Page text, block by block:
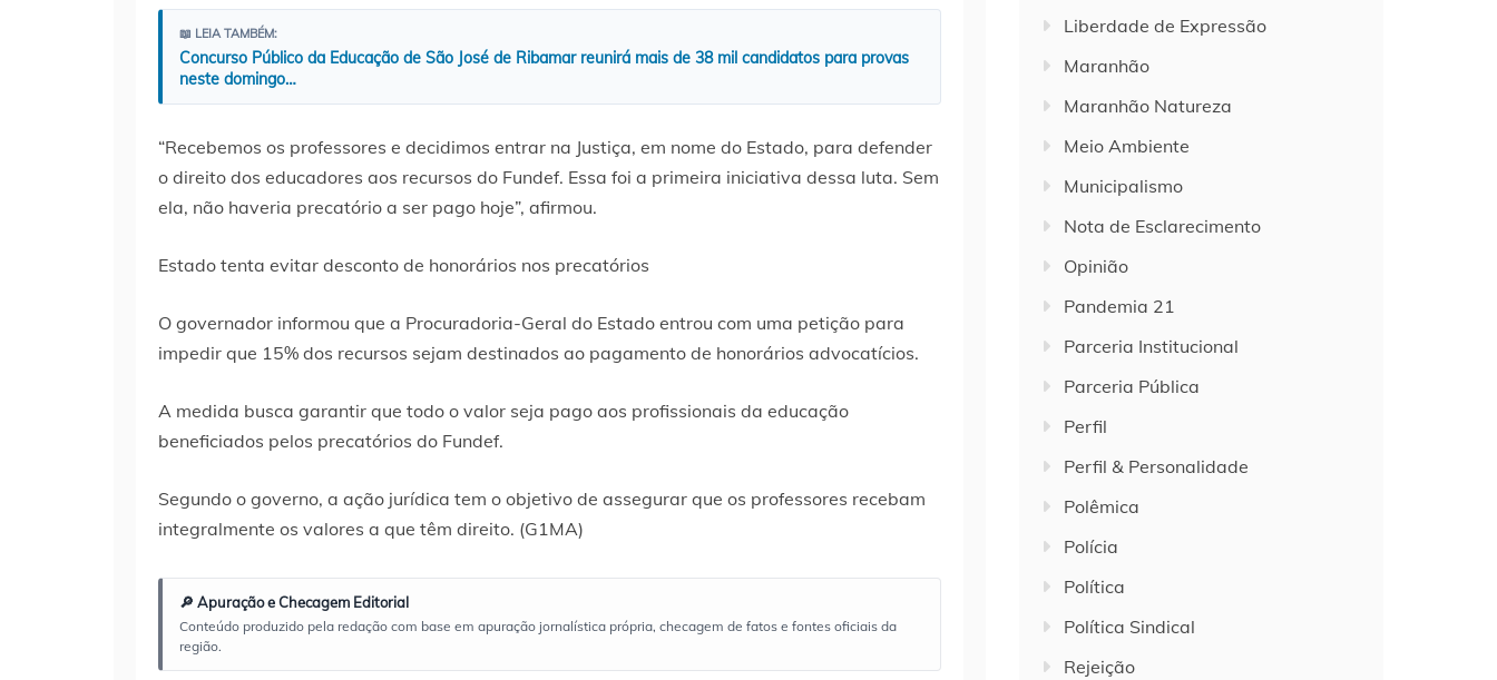
📖 LEIA TAMBÉM:
Concurso Público da Educação de São José de Ribamar reunirá mais de 38 mil candidatos para provas
neste domingo…
“Recebemos os professores e decidimos entrar na Justiça, em nome do Estado, para defender
o direito dos educadores aos recursos do Fundef. Essa foi a primeira iniciativa dessa luta. Sem
ela, não haveria precatório a ser pago hoje”, afirmou.
Estado tenta evitar desconto de honorários nos precatórios
O governador informou que a Procuradoria-Geral do Estado entrou com uma petição para
impedir que 15% dos recursos sejam destinados ao pagamento de honorários advocatícios.
A medida busca garantir que todo o valor seja pago aos profissionais da educação
beneficiados pelos precatórios do Fundef.
Segundo o governo, a ação jurídica tem o objetivo de assegurar que os professores recebam
integralmente os valores a que têm direito. (G1MA)
🔎 Apuração e Checagem Editorial
Conteúdo produzido pela redação com base em apuração jornalística própria, checagem de fatos e fontes oficiais da
região.
Liberdade de Expressão
Maranhão
Maranhão Natureza
Meio Ambiente
Municipalismo
Nota de Esclarecimento
Opinião
Pandemia 21
Parceria Institucional
Parceria Pública
Perfil
Perfil & Personalidade
Polêmica
Polícia
Política
Política Sindical
Rejeição